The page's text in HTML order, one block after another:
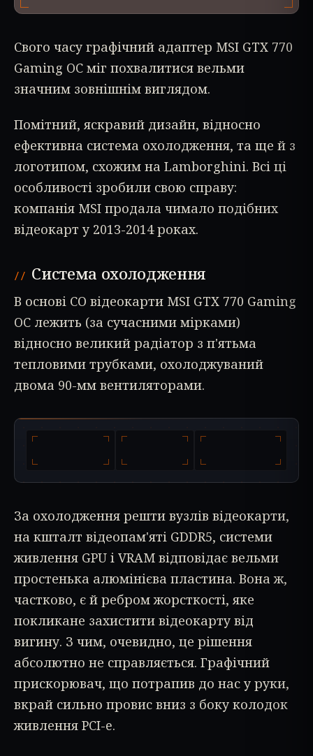
Свого часу графічний адаптер MSI GTX 770
Gaming OC міг похвалитися вельми
значним зовнішнім виглядом.
Помітний, яскравий дизайн, відносно
ефективна система охолодження, та ще й з
логотипом, схожим на Lamborghini. Всі ці
особливості зробили свою справу:
компанія MSI продала чимало подібних
відеокарт у 2013-2014 роках.
Система охолодження
В основі СО відеокарти MSI GTX 770 Gaming
OC лежить (за сучасними мірками)
відносно великий радіатор з п'ятьма
тепловими трубками, охолоджуваний
двома 90-мм вентиляторами.
За охолодження решти вузлів відеокарти,
на кшталт відеопам'яті GDDR5, системи
живлення GPU і VRAM відповідає вельми
простенька алюмінієва пластина. Вона ж,
частково, є й ребром жорсткості, яке
покликане захистити відеокарту від
вигину. З чим, очевидно, це рішення
абсолютно не справляється. Графічний
прискорювач, що потрапив до нас у руки,
вкрай сильно провис вниз з боку колодок
живлення PCI-e.